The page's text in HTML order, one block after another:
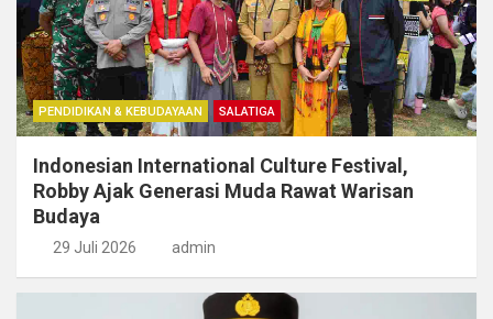
PENDIDIKAN & KEBUDAYAAN SALATIGA
Indonesian International Culture Festival,
Robby Ajak Generasi Muda Rawat Warisan
Budaya
29 Juli 2026 admin